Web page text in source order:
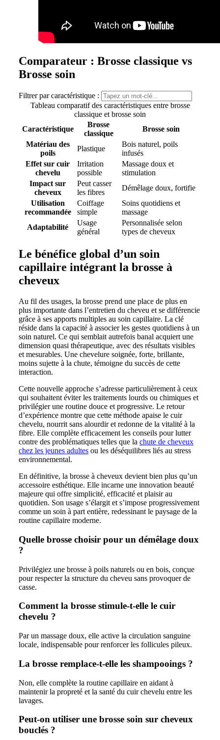
Comparateur : Brosse classique vs
Brosse soin
Filtrer par caractéristique :
Tableau comparatif des caractéristiques entre brosse
classique et brosse soin
Caractéristique
Brosse
classique
Brosse soin
Matériau des
poils
Plastique
Bois naturel, poils
infusés
Effet sur cuir
chevelu
Irritation
possible
Massage doux et
stimulation
Impact sur
cheveux
Peut casser
les fibres
Démêlage doux, fortifie
Utilisation
recommandée
Coiffage
simple
Soins quotidiens et
massage
Adaptabilité
Usage
général
Personnalisée selon
types de cheveux
Le bénéfice global d’un soin
capillaire intégrant la brosse à
cheveux
Au fil des usages, la brosse prend une place de plus en
plus importante dans l’entretien du cheveu et se différencie
grâce à ses apports multiples au soin capillaire. La clé
réside dans la capacité à associer les gestes quotidiens à un
soin naturel. Ce qui semblait autrefois banal acquiert une
dimension quasi thérapeutique, avec des résultats visibles
et mesurables. Une chevelure soignée, forte, brillante,
moins sujette à la chute, témoigne du succès de cette
interaction.
Cette nouvelle approche s’adresse particulièrement à ceux
qui souhaitent éviter les traitements lourds ou chimiques et
privilégier une routine douce et progressive. Le retour
d’expérience montre que cette méthode apaise le cuir
chevelu, nourrit sans alourdir et redonne de la vitalité à la
fibre. Elle complète efficacement les conseils pour lutter
contre des problématiques telles que la chute de cheveux
chez les jeunes adultes ou les déséquilibres liés au stress
environnemental.
En définitive, la brosse à cheveux devient bien plus qu’un
accessoire esthétique. Elle incarne une innovation beauté
majeure qui offre simplicité, efficacité et plaisir au
quotidien. Son usage s’élargit et s’impose progressivement
comme un soin à part entière, redessinant le paysage de la
routine capillaire moderne.
Quelle brosse choisir pour un démêlage doux
?
Privilégiez une brosse à poils naturels ou en bois, conçue
pour respecter la structure du cheveu sans provoquer de
casse.
Comment la brosse stimule-t-elle le cuir
chevelu ?
Par un massage doux, elle active la circulation sanguine
locale, indispensable pour renforcer les follicules pileux.
La brosse remplace-t-elle les shampooings ?
Non, elle complète la routine capillaire en aidant à
maintenir la propreté et la santé du cuir chevelu entre les
lavages.
Peut-on utiliser une brosse soin sur cheveux
bouclés ?